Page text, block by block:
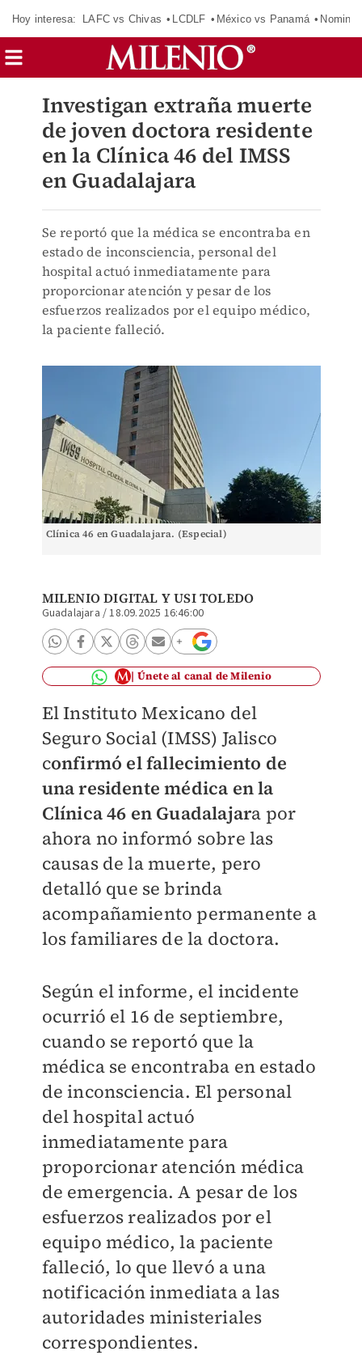
Hoy interesa: LAFC vs Chivas LCDLF México vs Panamá
Investigan extraña muerte
de joven doctora residente
en la Clínica 46 del IMSS
en Guadalajara
Se reportó que la médica se encontraba en
estado de inconsciencia, personal del
hospital actuó inmediatamente para
proporcionar atención y pesar de los
esfuerzos realizados por el equipo médico,
la paciente falleció.
Clínica 46 en Guadalajara. (Especial)
MILENIO DIGITAL Y USI TOLEDO
Guadalajara /18.09.2025 16:46:00
Únete al canal de Milenio
El Instituto Mexicano del
Seguro Social (IMSS) Jalisco
confirmó el fallecimiento de
una residente médica en la
Clínica 46 en Guadalajara por
ahora no informó sobre las
causas de la muerte, pero
detalló que se brinda
acompañamiento permanente a
los familiares de la doctora.
Según el informe, el incidente
ocurrió el 16 de septiembre,
cuando se reportó que la
médica se encontraba en estado
de inconsciencia. El personal
del hospital actuó
inmediatamente para
proporcionar atención médica
de emergencia. A pesar de los
esfuerzos realizados por el
equipo médico, la paciente
falleció, lo que llevó a una
notificación inmediata a las
autoridades ministeriales
correspondientes.